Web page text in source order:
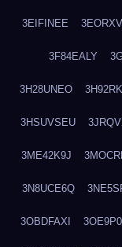
3EIFINEE
3F84EALY
3H28UNEO
3HSUVSEU
3ME42K9J
3N8UCE6Q
3OBDFAXI